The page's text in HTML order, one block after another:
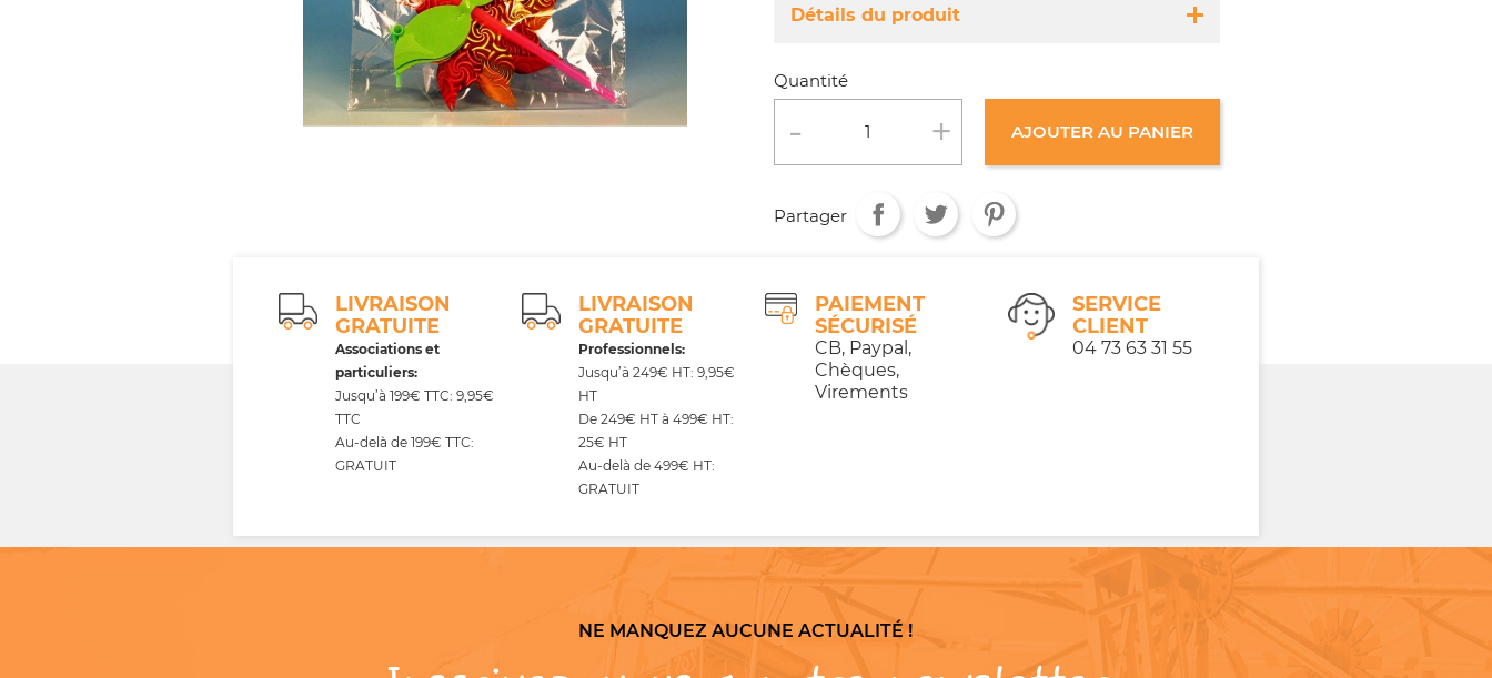
Détails du produit
Référence
Conditionnement :
3 a 10 ans
Quantité
AJOUTER AU PANIER
Partager
LIVRAISON
GRATUITE
Associations et
particuliers:
Jusqu’à 199€ TTC: 9,95€
TTC
Au-delà de 199€ TTC:
GRATUIT
LIVRAISON
GRATUITE
Professionnels:
Jusqu’à 249€ HT: 9,95€
HT
De 249€ HT à 499€ HT:
25€ HT
Au-delà de 499€ HT:
GRATUIT
PAIEMENT
SÉCURISÉ
CB, Paypal,
Chèques,
Virements
SERVICE
CLIENT
04 73 63 31 55
NE MANQUEZ AUCUNE ACTUALITÉ !